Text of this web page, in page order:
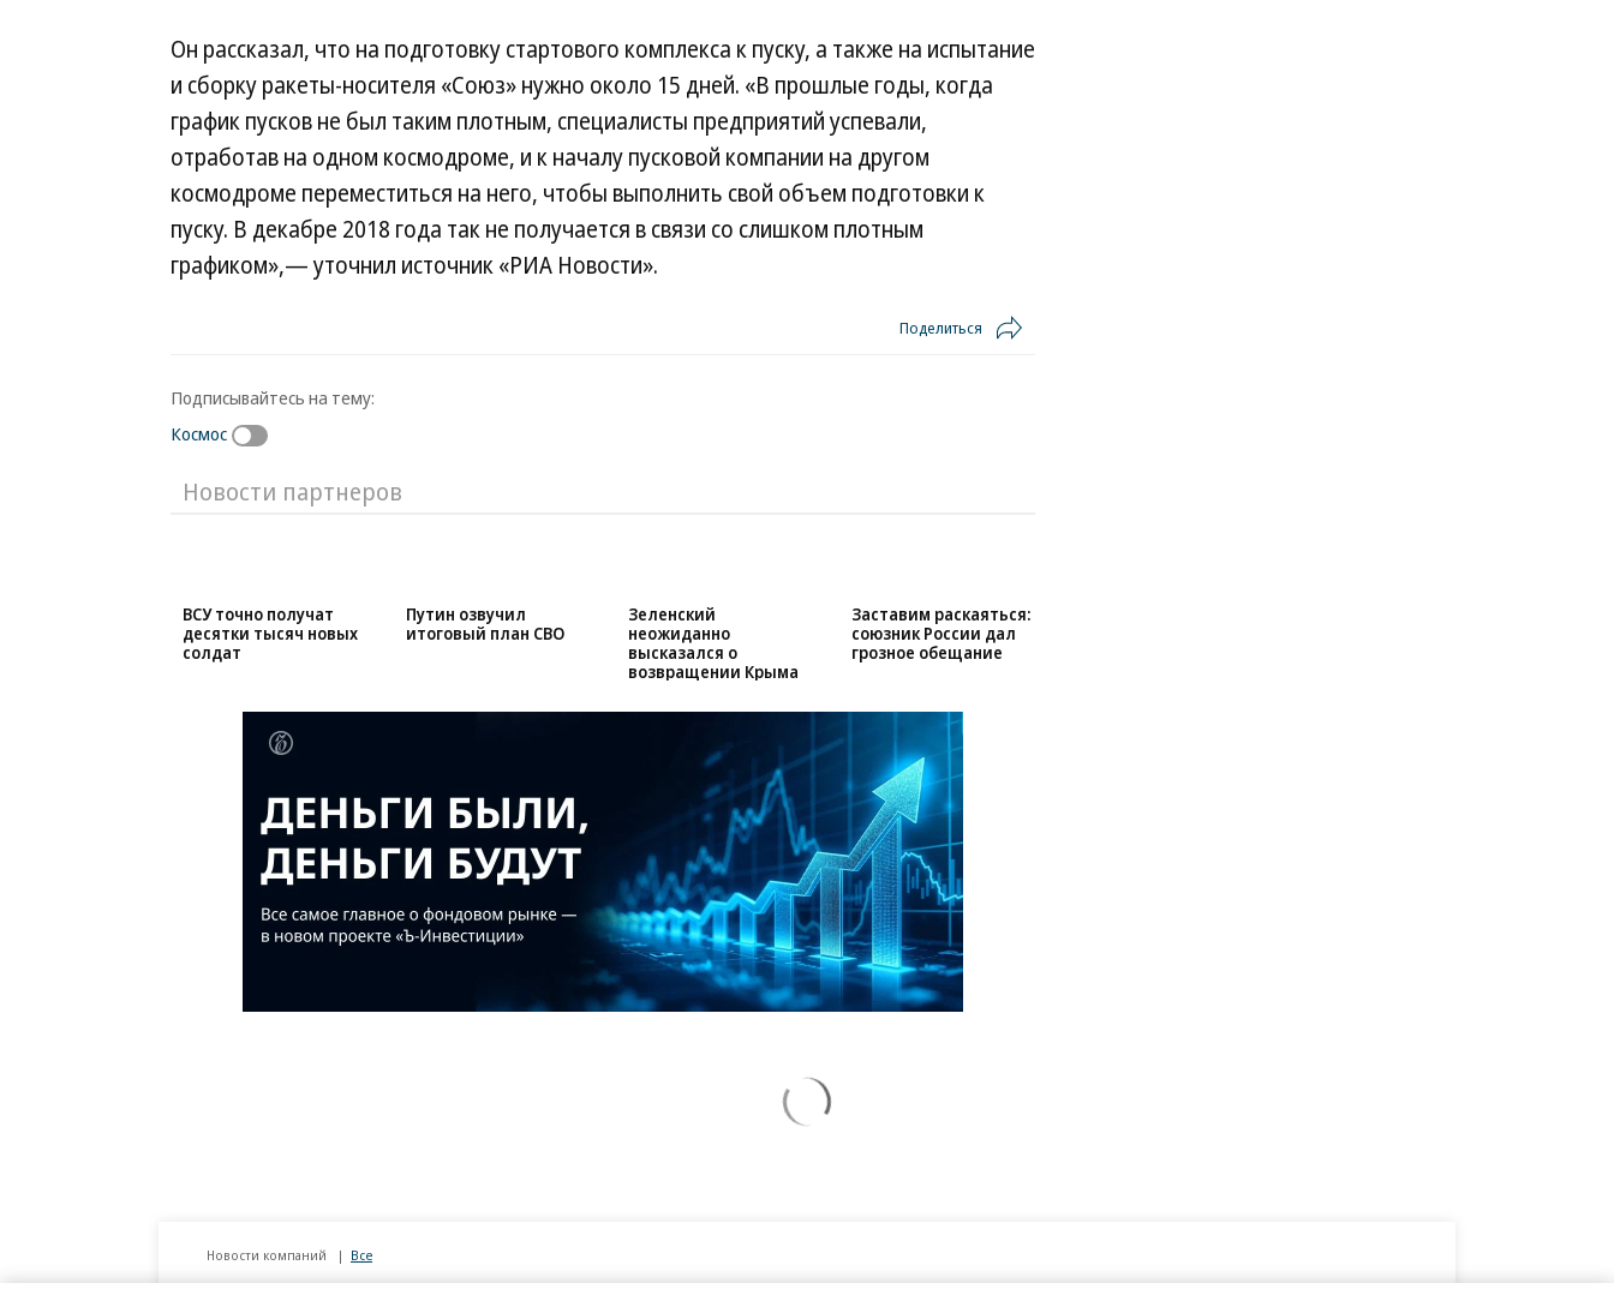
Он рассказал, что на подготовку стартового комплекса к пуску, а также на испытание
и сборку ракеты-носителя «Союз» нужно около 15 дней. «В прошлые годы, когда
график пусков не был таким плотным, специалисты предприятий успевали,
отработав на одном космодроме, и к началу пусковой компании на другом
космодроме переместиться на него, чтобы выполнить свой объем подготовки к
пуску. В декабре 2018 года так не получается в связи со слишком плотным
графиком»,— уточнил источник «РИА Новости».
Поделиться
Подписывайтесь на тему:
Космос
Новости партнеров
Зеленский
возвращении Крыма
грозное обещание